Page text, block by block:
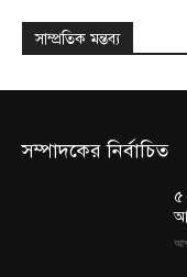
সাম্প্রতিক মন্তব্য
সম্পাদকের নির্বাচিত
৫